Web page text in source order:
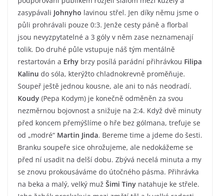
zasypávali Johnyho lavinou střel. Jen díky němu jsme o
půli prohrávali pouze 0:3. Jenže cesty páně a florbal
jsou nevyzpytatelné a 3 góly v něm zase neznamenají
tolik. Do druhé půle vstupuje náš tým mentálně
restartován a Erhy brzy posílá parádní přihrávkou Filipa
Kalinu do sóla, kterýžto chladnokrevně proměňuje.
Soupeř ještě jednou kousne, ale ani to nás neodradí.
Koudy (Pepa Kodym) je konečně odměněn za svou
nezměrnou bojovnost a snižuje na 2:4. Když dvě minuty
před koncem přemýšlíme o hře bez gólmana, trefuje se
od „modré“ Martin Jinda. Bereme time a jdeme do šesti.
Branku soupeře sice ohrožujeme, ale nedokážeme se
před ní usadit na delší dobu. Zbývá necelá minuta a my
se znovu prokousáváme do útočného pásma. Přihrávka
na beka a malý, velký muž Šimi Tiny natahuje ke střele.